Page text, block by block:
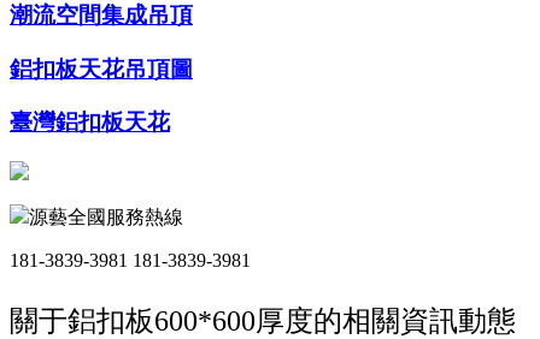
潮流空間集成吊頂
鋁扣板天花吊頂圖
臺灣鋁扣板天花
源藝全國服務熱線
181-3839-3981 181-3839-3981
關于鋁扣板600*600厚度的相關資訊動態